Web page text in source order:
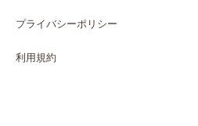
プライバシーポリシー
利用規約